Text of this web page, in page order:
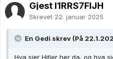
Gjest I1RRS7FlJH
Skrevet 22. januar 2025
En Gedi skrev (På
Hva sier Hitler her da, og hva